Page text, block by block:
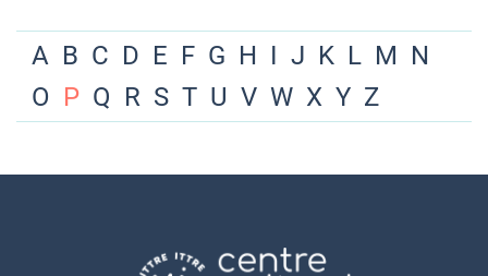
A B C D E F G H I J K L M N
O P Q R S T U V W X Y Z